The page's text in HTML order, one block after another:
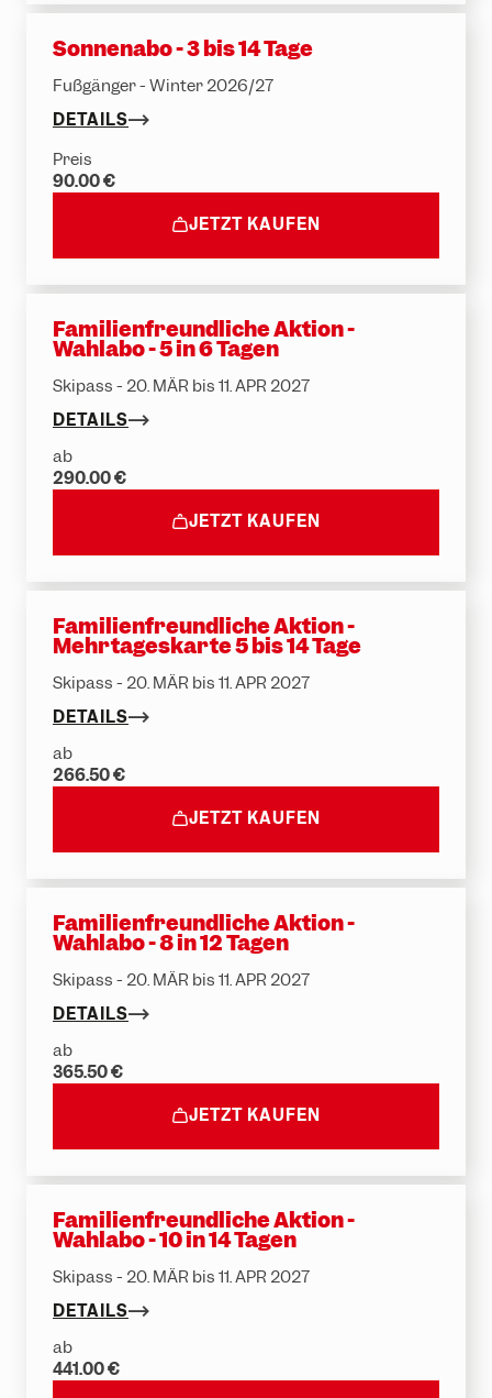
Sonnenabo - 3 bis 14 Tage
Fußgänger - Winter 2026/27
DETAILS
Preis
90.00 €
JETZT KAUFEN
Familienfreundliche Aktion -
Wahlabo - 5 in 6 Tagen
Skipass - 20. MÄR bis 11. APR 2027
DETAILS
ab
290.00 €
JETZT KAUFEN
Familienfreundliche Aktion -
Mehrtageskarte 5 bis 14 Tage
Skipass - 20. MÄR bis 11. APR 2027
DETAILS
ab
266.50 €
JETZT KAUFEN
Familienfreundliche Aktion -
Wahlabo - 8 in 12 Tagen
Skipass - 20. MÄR bis 11. APR 2027
DETAILS
ab
365.50 €
JETZT KAUFEN
Familienfreundliche Aktion -
Wahlabo - 10 in 14 Tagen
Skipass - 20. MÄR bis 11. APR 2027
DETAILS
ab
441.00 €